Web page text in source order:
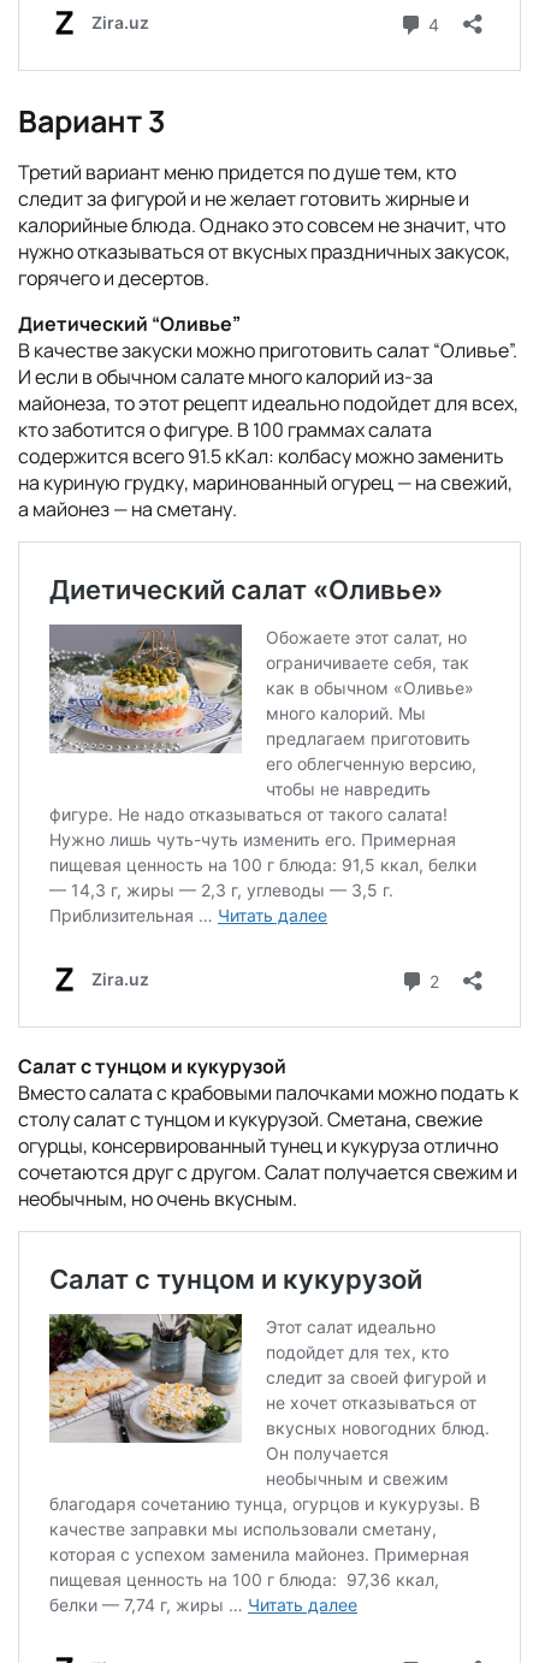
Вариант 3
Третий вариант меню придется по душе тем, кто
следит за фигурой и не желает готовить жирные и
калорийные блюда. Однако это совсем не значит, что
нужно отказываться от вкусных праздничных закусок,
горячего и десертов.
Диетический “Оливье”
В качестве закуски можно приготовить салат “Оливье”.
И если в обычном салате много калорий из-за
майонеза, то этот рецепт идеально подойдет для всех,
кто заботится о фигуре. В 100 граммах салата
содержится всего 91.5 кКал: колбасу можно заменить
на куриную грудку, маринованный огурец — на свежий,
а майонез — на сметану.
Салат с тунцом и кукурузой
Вместо салата с крабовыми палочками можно подать к
столу салат с тунцом и кукурузой. Сметана, свежие
огурцы, консервированный тунец и кукуруза отлично
сочетаются друг с другом. Салат получается свежим и
необычным, но очень вкусным.